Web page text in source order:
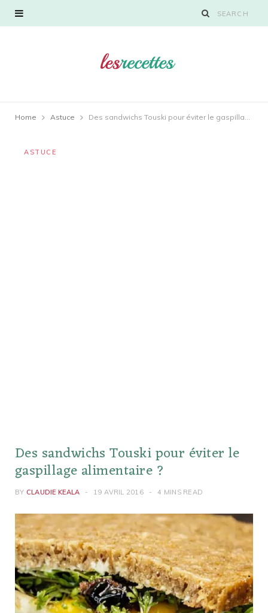
Home Astuce Des sandwichs Touski pour éviter le gaspillage alimentaire ?
ASTUCE
Des sandwichs Touski pour éviter le
gaspillage alimentaire ?
BY CLAUDIE KEALA 19 AVRIL 2016 4 MINS READ